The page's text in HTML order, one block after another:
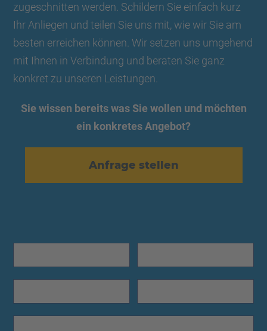
zugeschnitten werden. Schildern Sie einfach kurz
Ihr Anliegen und teilen Sie uns mit, wie wir Sie am
besten erreichen können. Wir setzen uns umgehend
mit Ihnen in Verbindung und beraten Sie ganz
konkret zu unseren Leistungen.
Sie wissen bereits was Sie wollen und möchten
ein konkretes Angebot?
Anfrage stellen